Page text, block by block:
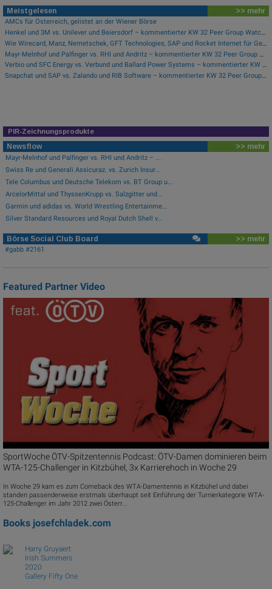
Meistgelesen >> mehr
AMCs für Österreich, gelistet an der Wiener Börse
Henkel und 3M vs. Unilever und Beiersdorf – kommentierter KW 32 Peer Group Watch Konsumgüter
Wie Wirecard, Manz, Nemetschek, GFT Technologies, SAP und Rocket Internet für Gesprächsstoff sorgten
Verbio und SFC Energy vs. Verbund und Ballard Power Systems – kommentierter KW 32 Peer Group Watch Energie
Snapchat und SAP vs. Zalando und RIB Software – kommentierter KW 32 Peer Group Watch Computer, Software & Internet
PIR-Zeichnungsprodukte
Newsflow >> mehr
Mayr-Melnhof und Palfinger vs. RHI und Andritz – ...
Swiss Re und Generali Assicuraz. vs. Zurich Insur...
Tele Columbus und Deutsche Telekom vs. BT Group u...
ArcelorMittal und ThyssenKrupp vs. Salzgitter und...
Garmin und adidas vs. World Wrestling Entertainme...
Silver Standard Resources und Royal Dutch Shell v...
Börse Social Club Board >> mehr
#gabb #2161
Featured Partner Video
SportWoche ÖTV-Spitzentennis Podcast: ÖTV-Damen dominieren beim
WTA-125-Challenger in Kitzbühel, 3x Karrierehoch in Woche 29
In Woche 29 kam es zum Comeback des WTA-Damentennis in Kitzbühel und dabei
standen passenderweise erstmals überhaupt seit Einführung der Turnierkategorie WTA-
125-Challenger im Jahr 2012 zwei Österr...
Books josefchladek.com
Harry Gruyaert
Irish Summers
2020
Gallery Fifty One